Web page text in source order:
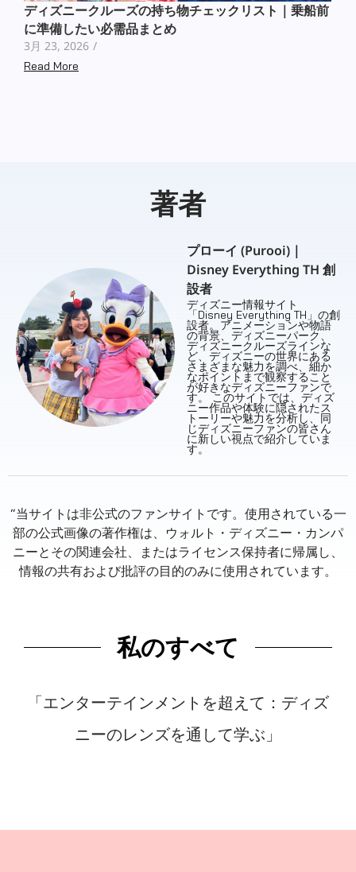
ディズニークルーズの持ち物チェックリスト｜乗船前
に準備したい必需品まとめ
3月 23, 2026 /
Read More
著者
プローイ (Purooi)｜
Disney Everything TH 創
設者
ディズニー情報サイト
「Disney Everything TH」の創
設者。アニメーションや物語
の背景、ディズニーパーク、
ディズニークルーズラインな
ど、ディズニーの世界にある
さまざまな魅力を調べ、細か
なポイントまで観察すること
が好きなディズニーファンで
す。 このサイトでは、ディズ
ニー作品や体験に隠されたス
トーリーや魅力を分析し、同
じディズニーファンの皆さん
に新しい視点で紹介していま
す。
“当サイトは非公式のファンサイトです。使用されている一
部の公式画像の著作権は、ウォルト・ディズニー・カンパ
ニーとその関連会社、またはライセンス保持者に帰属し、
情報の共有および批評の目的のみに使用されています。
私のすべて
「エンターテインメントを超えて：ディズ
ニーのレンズを通して学ぶ」